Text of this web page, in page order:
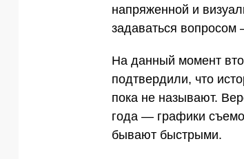
напряженной и
задаваться
На данный момент
подтвердили, что
пока не называют.
года — графики
бывают быстрыми.